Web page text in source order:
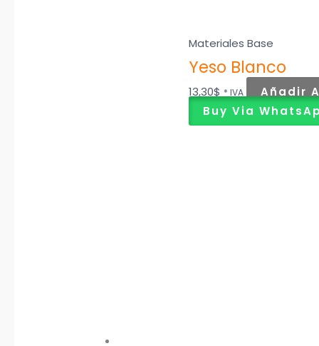
Materiales Base
Yeso Blanco
13,30$ * IVA
Añadir
Buy Via